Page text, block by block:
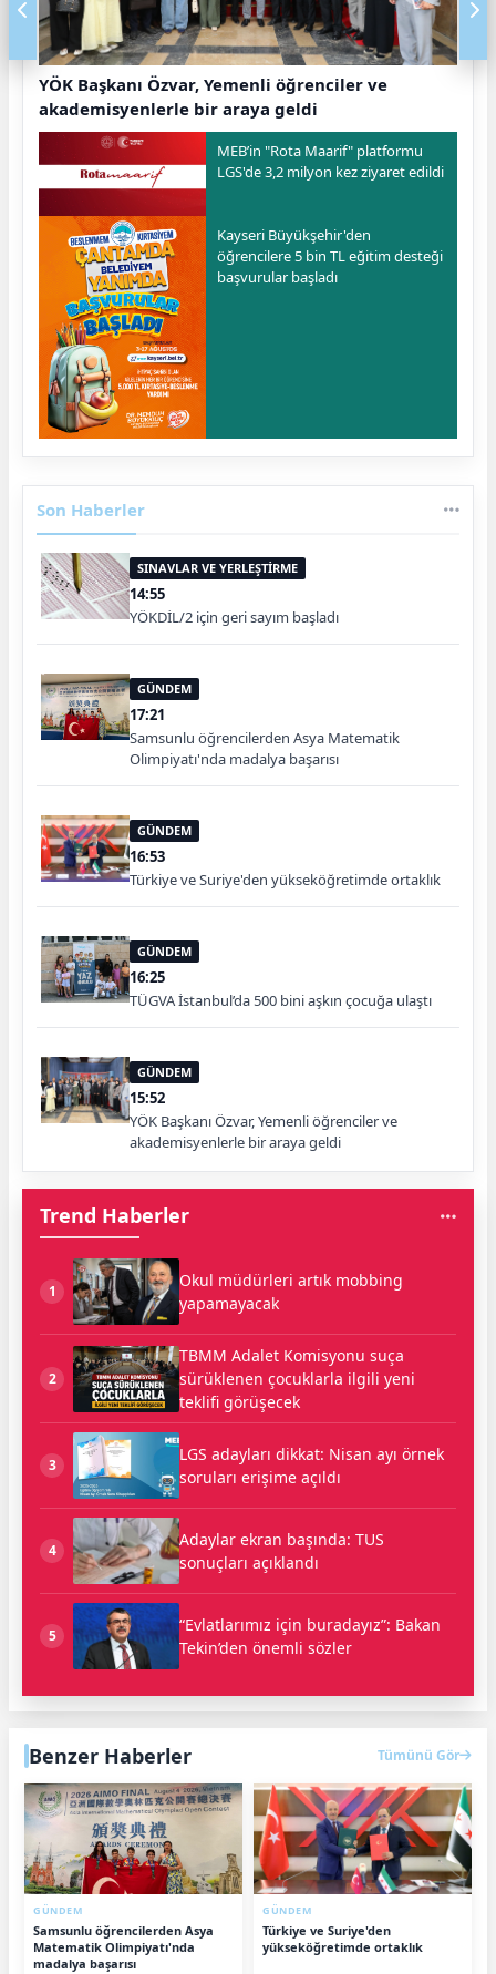
YÖK Başkanı Özvar, Yemenli öğrenciler ve
akademisyenlerle bir araya geldi
MEB’in "Rota Maarif" platformu
LGS'de 3,2 milyon kez ziyaret edildi
Kayseri Büyükşehir'den
öğrencilere 5 bin TL eğitim desteği
başvurular başladı
Son Haberler
SINAVLAR VE YERLEŞTİRME
14:55
YÖKDİL/2 için geri sayım başladı
GÜNDEM
17:21
Samsunlu öğrencilerden Asya Matematik
Olimpiyatı'nda madalya başarısı
GÜNDEM
16:53
Türkiye ve Suriye'den yükseköğretimde ortaklık
GÜNDEM
16:25
TÜGVA İstanbul’da 500 bini aşkın çocuğa ulaştı
GÜNDEM
15:52
YÖK Başkanı Özvar, Yemenli öğrenciler ve
akademisyenlerle bir araya geldi
Trend Haberler
1
Okul müdürleri artık mobbing
yapamayacak
2
TBMM Adalet Komisyonu suça
sürüklenen çocuklarla ilgili yeni
teklifi görüşecek
3
LGS adayları dikkat: Nisan ayı örnek
soruları erişime açıldı
4
Adaylar ekran başında: TUS
sonuçları açıklandı
5
“Evlatlarımız için buradayız”: Bakan
Tekin’den önemli sözler
Benzer Haberler Tümünü Gör
GÜNDEM
Samsunlu öğrencilerden Asya
Matematik Olimpiyatı'nda
madalya başarısı
GÜNDEM
Türkiye ve Suriye'den
yükseköğretimde ortaklık